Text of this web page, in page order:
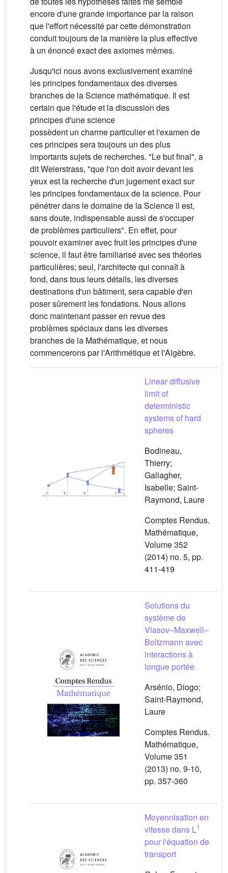
encore d'une grande importance par la raison
que l'effort nécessité par cette démonstration
conduit toujours de la manière la plus effective
à un énoncé exact des axiomes mêmes.
Jusqu'ici nous avons exclusivement examiné
les principes fondamentaux des diverses
branches de la Science mathématique. Il est
certain que l'étude et la discussion des
principes d'une science
possèdent un charme particulier et l'examen de
ces principes sera toujours un des plus
importants sujets de recherches. "Le but final", a
dit Weierstrass, "que l'on doit avoir devant les
yeux est la recherche d'un jugement exact sur
les principes fondamentaux de la science. Pour
pénétrer dans le domaine de la Science il est,
sans doute, indispensable aussi de s'occuper
de problèmes particuliers". En effet, pour
pouvoir examiner avec fruit les principes d'une
science, il faut être familiarisé avec ses théories
particulières; seul, l'architecte qui connaît à
fond, dans tous leurs détails, les diverses
destinations d'un bâtiment, sera capable d'en
poser sûrement les fondations. Nous allons
donc maintenant passer en revue des
problèmes spéciaux dans les diverses
branches de la Mathématique, et nous
commencerons par l'Arithmétique et l'Algèbre.
Linear diffusive
limit of
deterministic
systems of hard
spheres
Bodineau,
Thierry;
Gallagher,
Isabelle; Saint-
Raymond, Laure
Comptes Rendus.
Mathématique,
Volume 352
(2014) no. 5, pp.
411-419
Solutions du
système de
Vlasov–Maxwell–
Boltzmann avec
interactions à
longue portée
Arsénio, Diogo;
Saint-Raymond,
Laure
Comptes Rendus.
Mathématique,
Volume 351
(2013) no. 9-10,
pp. 357-360
Moyennisation en
vitesse dans L1
pour l'équation de
transport